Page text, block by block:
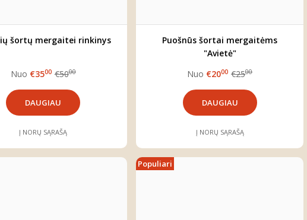
šortų mergaitei rinkinys
Nuo €3500 €5000
DAUGIAU
Į NORŲ SĄRAŠĄ
Puošnūs šortai mergaitėms
"Avietė"
Nuo €2000 €2500
DAUGIAU
Į NORŲ SĄRAŠĄ
Populiari